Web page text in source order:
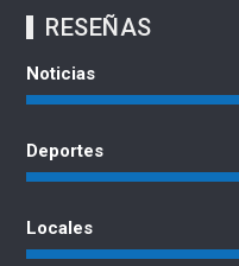
RESEÑAS
Noticias
Deportes
Locales